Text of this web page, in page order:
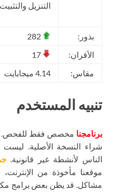
التنزيل
بذور:
الأقران:
مقاس:
4.14 ميجابايت
تنبيه المستخدم
برنامجنا مخصص فقط للفحص.
شراء النسخة الأصلية. ليست
الناس لأنشطة غير قانونية.
موقعنا مأخوذة من
مشاكل. قد يظن بعض برامج